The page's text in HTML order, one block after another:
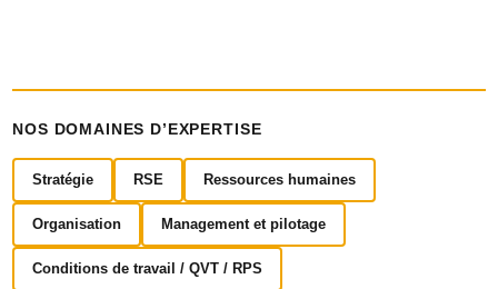
NOS DOMAINES D’EXPERTISE
Stratégie RSE Ressources humaines
Organisation Management et pilotage
Conditions de travail / QVT / RPS